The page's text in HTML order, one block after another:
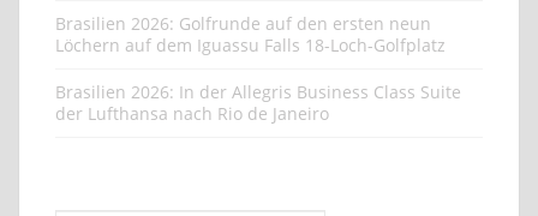
Brasilien 2026: Golfrunde auf den ersten neun
Löchern auf dem Iguassu Falls 18-Loch-Golfplatz
Brasilien 2026: In der Allegris Business Class Suite
der Lufthansa nach Rio de Janeiro